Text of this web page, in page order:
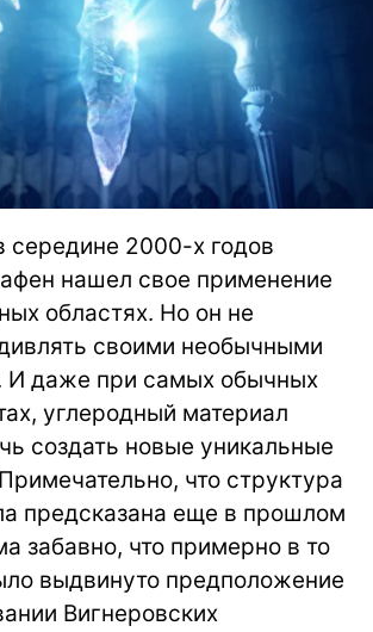
середине 2000-х годов
нашел свое применение
областях. Но он не
своими необычными
И даже при самых обычных
углеродный материал
создать новые уникальные
что структура
предсказана еще в прошлом
забавно, что примерно в то
выдвинуто предположение
Вигнеровских